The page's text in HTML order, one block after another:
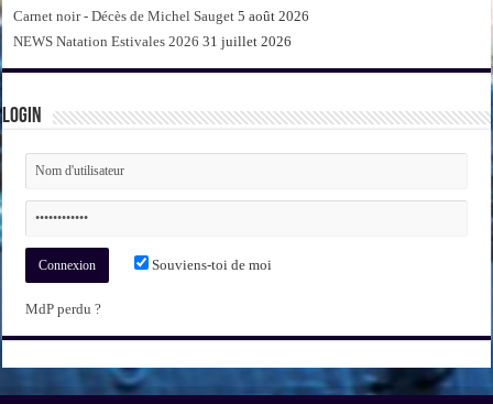
Carnet noir - Décès de Michel Sauget 5 août 2026
NEWS Natation Estivales 2026 31 juillet 2026
Login
Souviens-toi de moi
MdP perdu ?